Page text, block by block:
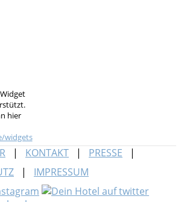
hier
widgets
KONTAKT
PRESSE
IMPRESSUM